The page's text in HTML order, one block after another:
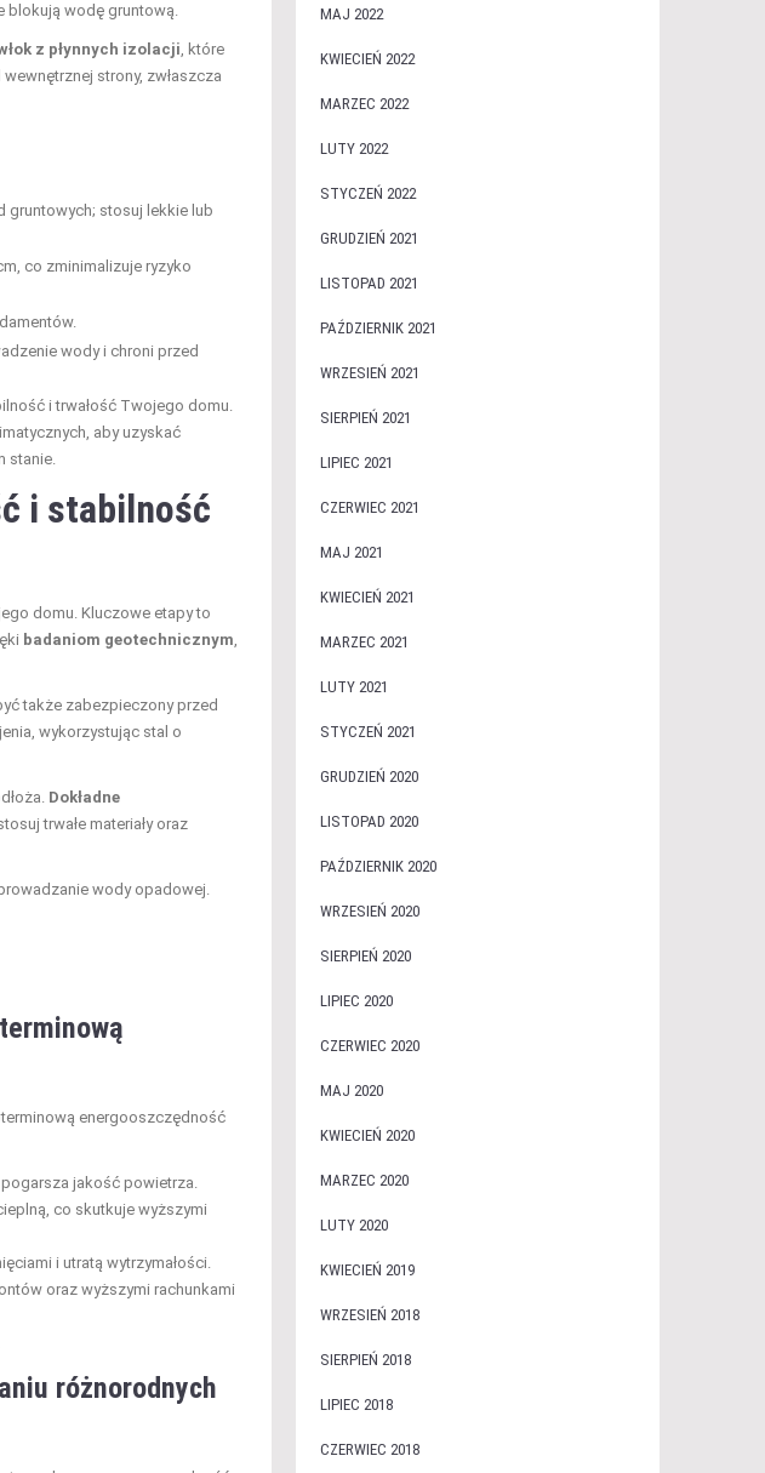
blokują wodę gruntową.
z płynnych izolacji, które
strony, zwłaszcza
stosuj lekkie lub
co zminimalizuje ryzyko
wody i chroni przed
i trwałość Twojego domu.
aby uzyskać
stanie.
i stabilność
domu. Kluczowe etapy to
badaniom geotechnicznym,
także zabezpieczony przed
wykorzystując stal o
Dokładne
trwałe materiały oraz
wody opadowej.
energooszczędność
jakość powietrza.
co skutkuje wyższymi
i utratą wytrzymałości.
oraz wyższymi rachunkami
różnorodnych
MAJ 2022
KWIECIEŃ 2022
MARZEC 2022
LUTY 2022
STYCZEŃ 2022
GRUDZIEŃ 2021
LISTOPAD 2021
PAŹDZIERNIK 2021
WRZESIEŃ 2021
SIERPIEŃ 2021
LIPIEC 2021
CZERWIEC 2021
MAJ 2021
KWIECIEŃ 2021
MARZEC 2021
LUTY 2021
STYCZEŃ 2021
GRUDZIEŃ 2020
LISTOPAD 2020
PAŹDZIERNIK 2020
WRZESIEŃ 2020
SIERPIEŃ 2020
LIPIEC 2020
CZERWIEC 2020
MAJ 2020
KWIECIEŃ 2020
MARZEC 2020
LUTY 2020
KWIECIEŃ 2019
WRZESIEŃ 2018
SIERPIEŃ 2018
LIPIEC 2018
CZERWIEC 2018